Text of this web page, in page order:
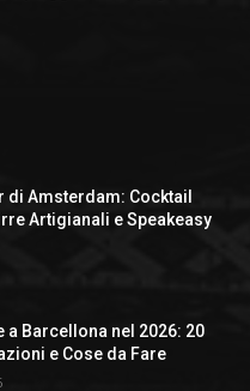
di Amsterdam: Cocktail
Artigianali e Speakeasy
a Barcellona nel 2026: 20
e Cose da Fare